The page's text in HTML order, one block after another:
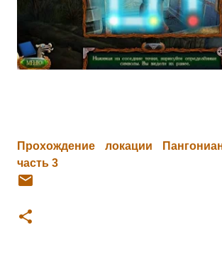
Прохождение локации
часть 3